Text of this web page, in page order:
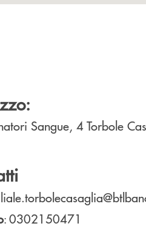
Sangue, 4 Torbole
: 0302150471